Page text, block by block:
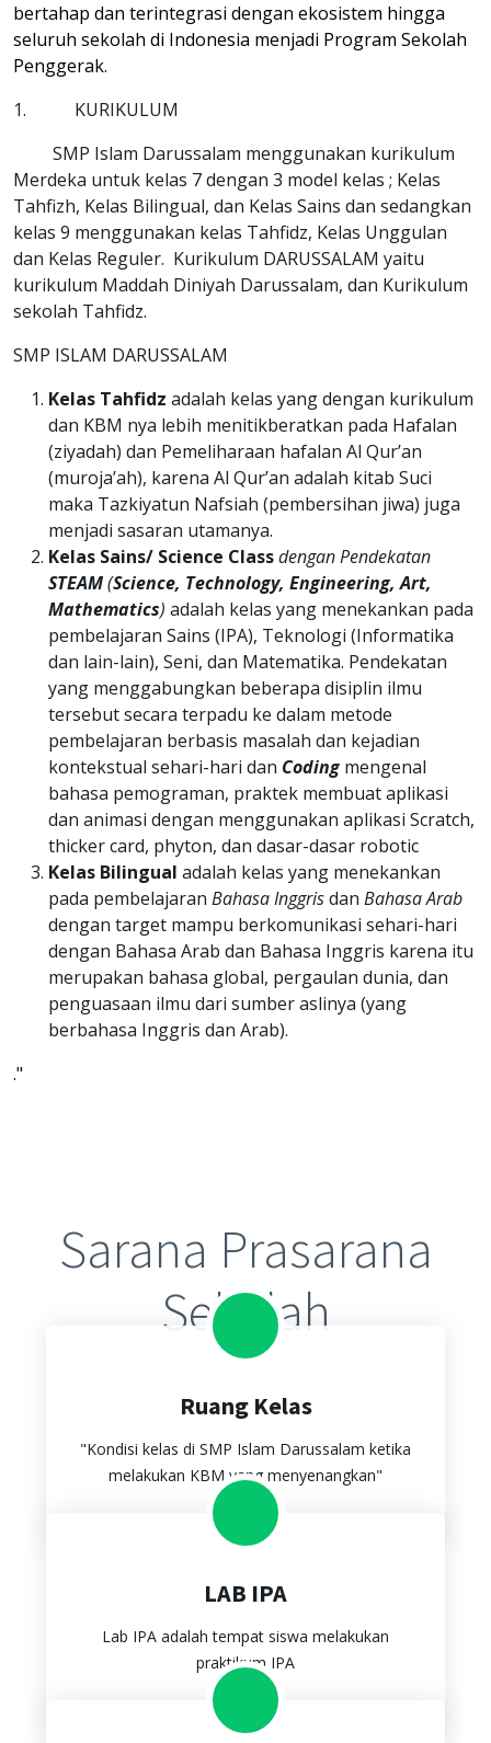
bertahap dan terintegrasi dengan ekosistem hingga
seluruh sekolah di Indonesia menjadi Program Sekolah
Penggerak.
1.
KURIKULUM
SMP Islam Darussalam menggunakan kurikulum
Merdeka untuk kelas 7 dengan 3 model kelas ; Kelas
Tahfizh, Kelas Bilingual, dan Kelas Sains dan sedangkan
kelas 9 menggunakan kelas Tahfidz, Kelas Unggulan
dan Kelas Reguler. Kurikulum DARUSSALAM yaitu
kurikulum Maddah Diniyah Darussalam, dan Kurikulum
sekolah Tahfidz.
SMP ISLAM DARUSSALAM
Kelas Tahfidz adalah kelas yang dengan kurikulum
dan KBM nya lebih menitikberatkan pada Hafalan
(ziyadah) dan Pemeliharaan hafalan Al Qur’an
(muroja’ah), karena Al Qur’an adalah kitab Suci
maka Tazkiyatun Nafsiah (pembersihan jiwa) juga
menjadi sasaran utamanya.
Kelas Sains/ Science Classdengan Pendekatan
STEAM(Science, Technology, Engineering, Art,
Mathematics) adalah kelas yang menekankan pada
pembelajaran Sains (IPA), Teknologi (Informatika
dan lain-lain), Seni, dan Matematika. Pendekatan
yang menggabungkan beberapa disiplin ilmu
tersebut secara terpadu ke dalam metode
pembelajaran berbasis masalah dan kejadian
kontekstual sehari-hari dan Codingmengenal
bahasa pemograman, praktek membuat aplikasi
dan animasi dengan menggunakan aplikasi Scratch,
thicker card, phyton, dan dasar-dasar robotic
Kelas Bilingual adalah kelas yang menekankan
pada pembelajaran Bahasa Inggrisdan Bahasa Arab
dengan target mampu berkomunikasi sehari-hari
dengan Bahasa Arab dan Bahasa Inggris karena itu
merupakan bahasa global, pergaulan dunia, dan
penguasaan ilmu dari sumber aslinya (yang
berbahasa Inggris dan Arab).
."
Sarana Prasarana
Sekolah
Ruang Kelas
"Kondisi kelas di SMP Islam Darussalam ketika
melakukan KBM yang menyenangkan"
LAB IPA
Lab IPA adalah tempat siswa melakukan
praktikum IPA